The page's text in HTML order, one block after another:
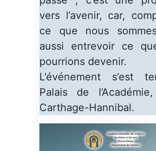
vers l’avenir, car,
ce que nous
aussi entrevoir ce
pourrions devenir.
L’événement s’est
Palais de
Carthage-Hannibal.